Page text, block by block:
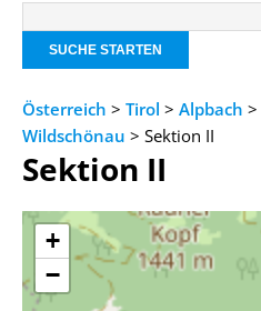
Österreich > Tirol > Alpbach >
Wildschönau > Sektion II
Sektion II
+
−